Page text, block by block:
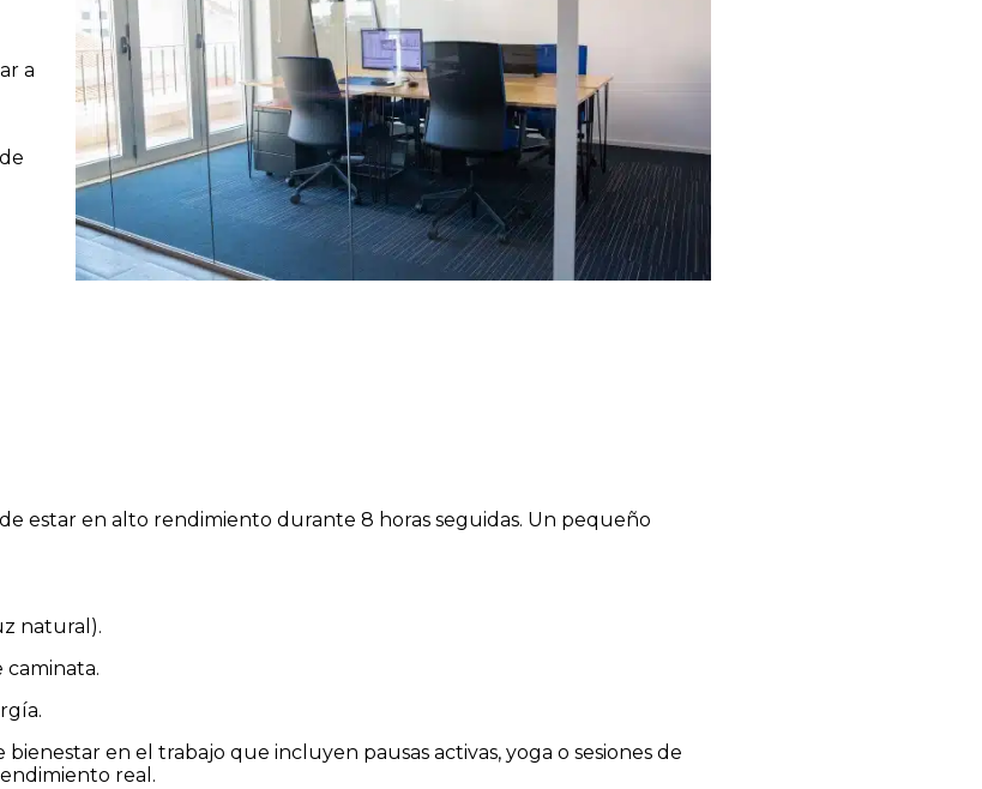
a
estar en alto rendimiento durante 8 horas seguidas. Un pequeño
natural).
caminata.
en el trabajo que incluyen pausas activas, yoga o sesiones de
real.